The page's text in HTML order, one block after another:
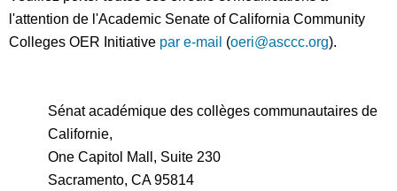
l'attention de l'Academic Senate of California Community
Colleges OER Initiative par e-mail (oeri@asccc.org).
Sénat académique des collèges communautaires de
Californie,
One Capitol Mall, Suite 230
Sacramento, CA 95814